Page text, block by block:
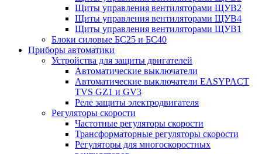
Щиты управления вентиляторами ЩУВ2
Щиты управления вентиляторами ЩУВ4
Щиты управления вентиляторами ЩУВ1
Блоки силовые БС25 и БС40
Приборы автоматики
Устройства для защиты двигателей
Автоматические выключатели
Автоматические выключатели EASYPACT
TVS GZ1 и GV3
Реле защиты электродвигателя
Регуляторы скорости
Частотные регуляторы скорости
Трансформаторные регуляторы скорости
Регуляторы для многоскоростных